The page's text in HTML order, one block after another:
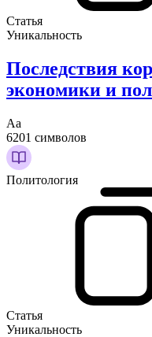
Статья
Уникальность
Последствия
экономики и
Аа
6201 символов
Политология
Статья
Уникальность